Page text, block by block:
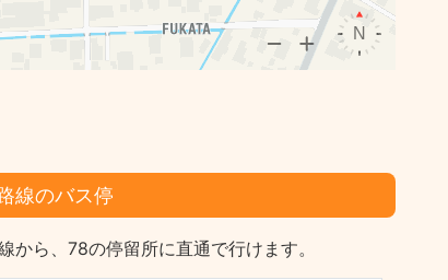
線のバス停
から、78の停留所に直通で行けます。